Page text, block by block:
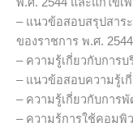
– แนวข้อสอบสรุปสาร
ของราชการ พ.ศ.
– ความรู้เกี่ยวกับการ
– แนวข้อสอบความรู้เ
– ความรู้เกี่ยวกับการ
– ความรู้การใช้คอมพิ